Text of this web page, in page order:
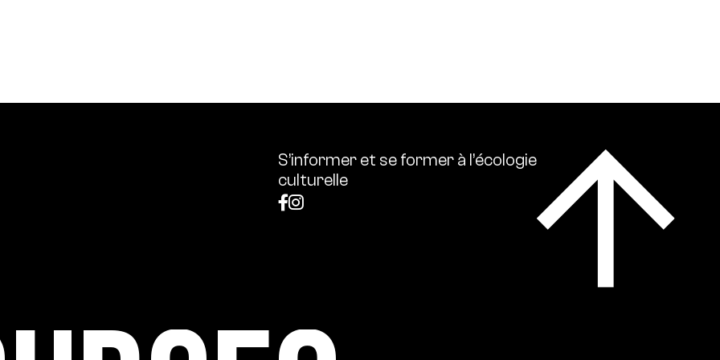
S’informer et se former à l’écologie
culturelle